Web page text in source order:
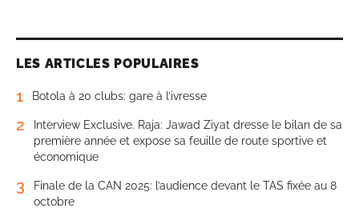
LES ARTICLES POPULAIRES
1 Botola à 20 clubs: gare à l’ivresse
2
Interview Exclusive. Raja: Jawad Ziyat dresse le bilan de sa
première année et expose sa feuille de route sportive et
économique
3
Finale de la CAN 2025: l’audience devant le TAS fixée au 8
octobre